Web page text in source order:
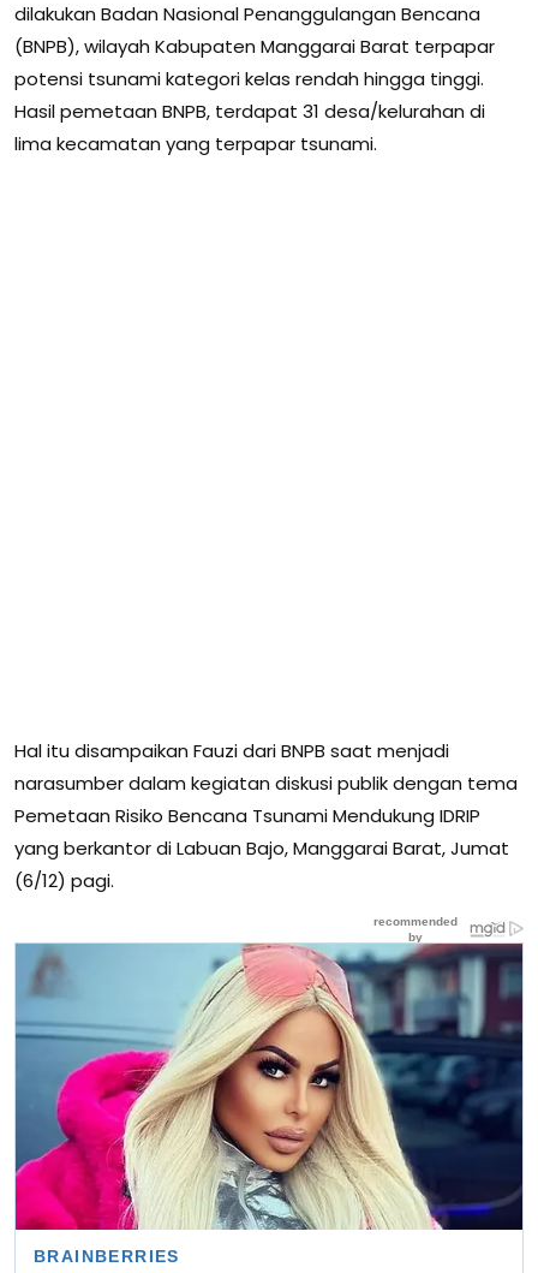
dilakukan Badan Nasional Penanggulangan Bencana
(BNPB), wilayah Kabupaten Manggarai Barat terpapar
potensi tsunami kategori kelas rendah hingga tinggi.
Hasil pemetaan BNPB, terdapat 31 desa/kelurahan di
lima kecamatan yang terpapar tsunami.
Hal itu disampaikan Fauzi dari BNPB saat menjadi
narasumber dalam kegiatan diskusi publik dengan tema
Pemetaan Risiko Bencana Tsunami Mendukung IDRIP
yang berkantor di Labuan Bajo, Manggarai Barat, Jumat
(6/12) pagi.